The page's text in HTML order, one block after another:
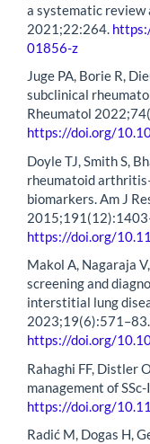
a systematic review
2021;22:264.
01856-z
Juge PA, Borie R,
subclinical
Rheumatol
https://doi.org/
Doyle TJ, Smith S,
rheumatoid
biomarkers. Am J
https://doi.org/
Makol A, Nagaraja
screening and
interstitial lung
2023;19(6):571–83.
https://doi.org/
Rahaghi FF, Distler
management of
https://doi.org/
Radić M, Dogas H,